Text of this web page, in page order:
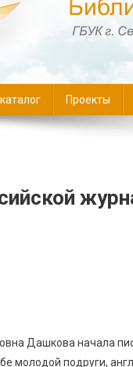
Проекты
Дашкова начала
молодой подруги,